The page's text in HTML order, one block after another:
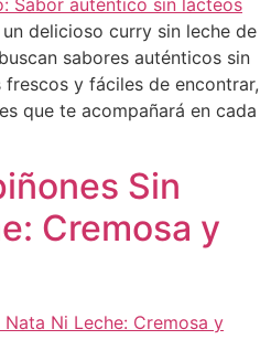
delicioso curry sin leche de
sabores auténticos sin
y fáciles de encontrar,
que te acompañará en cada
Sin
Cremosa y